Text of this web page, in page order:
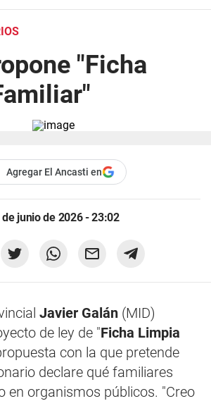
"Ficha
Agregar El Ancasti en
de junio de 2026 - 23:02
Javier Galán (MID)
de ley de "Ficha Limpia
con la que pretende
declare qué familiares
en organismos públicos. "Creo